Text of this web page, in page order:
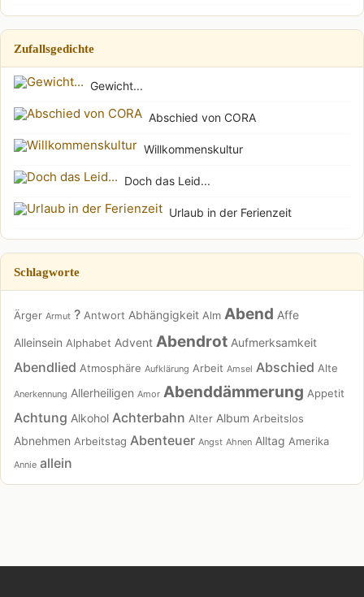
Zufallsgedichte
Gewicht...
Abschied von CORA
Willkommenskultur
Doch das Leid...
Urlaub in der Ferienzeit
Schlagworte
Ärger Armut ? Antwort Abhängigkeit Alm Abend Affe
Alleinsein Alphabet Advent Abendrot Aufmerksamkeit
Abendlied Atmosphäre Aufklärung Arbeit Amsel Abschied Alte
Anerkennung Allerheiligen Amor Abenddämmerung Appetit
Achtung Alkohol Achterbahn Alter Album Arbeitslos
Abnehmen Arbeitstag Abenteuer Angst Ahnen Alltag Amerika
Annie allein